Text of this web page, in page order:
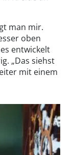
man mir.
oben
entwickelt
„Das siehst
mit einem